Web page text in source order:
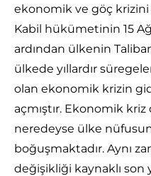
ekonomik ve göç
Kabil hükümetinin 15
ardından ülkenin
ülkede yıllardır
olan ekonomik krizin
açmıştır. Ekonomik kriz
neredeyse ülke
boğuşmaktadır. Aynı
değişikliği kaynaklı son